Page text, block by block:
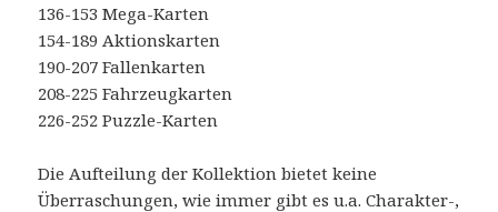
136-153 Mega-Karten
154-189 Aktionskarten
190-207 Fallenkarten
208-225 Fahrzeugkarten
226-252 Puzzle-Karten
Die Aufteilung der Kollektion bietet keine
Überraschungen, wie immer gibt es u.a. Charakter-,